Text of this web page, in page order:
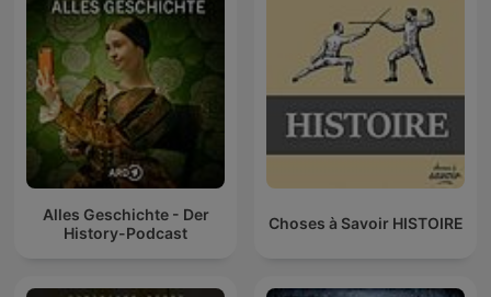
Alles Geschichte - Der
History-Podcast
Choses à Savoir HISTOIRE